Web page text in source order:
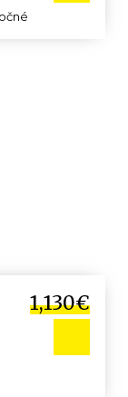
1,130€